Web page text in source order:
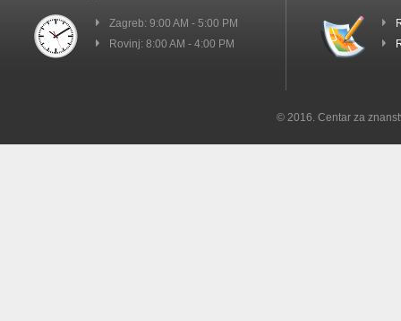
Zagreb: 9:00 AM - 5:00 PM
Rovinj: 8:00 AM - 4:00 PM
© 2016. Centar za